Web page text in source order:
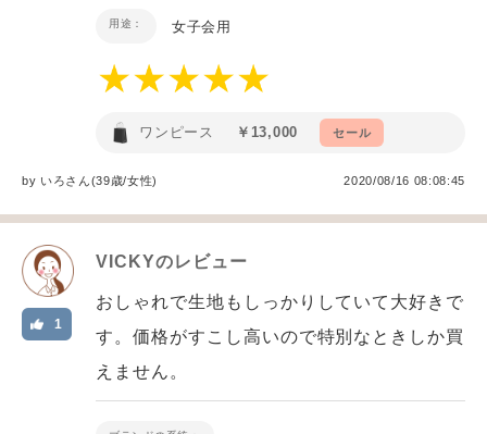
用途： 女子会用
ワンピース ￥13,000 セール
by いろさん(39歳/女性) 2020/08/16 08:08:45
VICKYのレビュー
1
おしゃれで生地もしっかりしていて大好きで
す。価格がすこし高いので特別なときしか買
えません。